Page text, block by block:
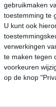
gebruikmaken
toestemming te
U kunt ook
verwerkingen
te maken tegen
voorkeuren
op de knop